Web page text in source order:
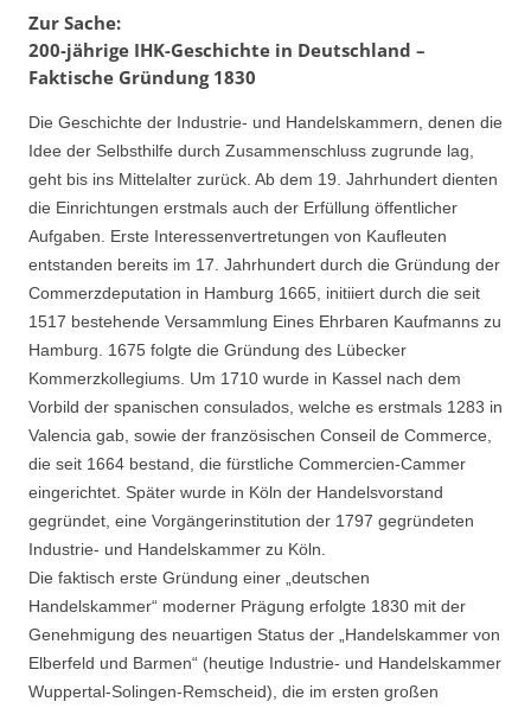
Zur Sache:
200-jährige IHK-Geschichte in Deutschland –
Faktische Gründung 1830
Die Geschichte der Industrie- und Handelskammern, denen die
Idee der Selbsthilfe durch Zusammenschluss zugrunde lag,
geht bis ins Mittelalter zurück. Ab dem 19. Jahrhundert dienten
die Einrichtungen erstmals auch der Erfüllung öffentlicher
Aufgaben. Erste Interessenvertretungen von Kaufleuten
entstanden bereits im 17. Jahrhundert durch die Gründung der
Commerzdeputation in Hamburg 1665, initiiert durch die seit
1517 bestehende Versammlung Eines Ehrbaren Kaufmanns zu
Hamburg. 1675 folgte die Gründung des Lübecker
Kommerzkollegiums. Um 1710 wurde in Kassel nach dem
Vorbild der spanischen consulados, welche es erstmals 1283 in
Valencia gab, sowie der französischen Conseil de Commerce,
die seit 1664 bestand, die fürstliche Commercien-Cammer
eingerichtet. Später wurde in Köln der Handelsvorstand
gegründet, eine Vorgängerinstitution der 1797 gegründeten
Industrie- und Handelskammer zu Köln.
Die faktisch erste Gründung einer „deutschen
Handelskammer“ moderner Prägung erfolgte 1830 mit der
Genehmigung des neuartigen Status der „Handelskammer von
Elberfeld und Barmen“ (heutige Industrie- und Handelskammer
Wuppertal-Solingen-Remscheid), die im ersten großen